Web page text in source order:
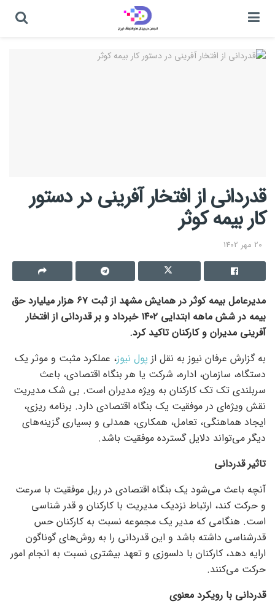
قدردانی از افتخار آفرینی در دستور
کار بیمه کوثر
20 مهر 1402
مدیرعامل بیمه کوثر در همایش مشهد از ثبت ۶۷ هزار میلیارد حق
بیمه در شش ماهه ابتدایی ۱۴۰۲ خبرداد و بر قدردانی از افتخار
آفرینی مدیران و کارکنان تاکید کرد.
به گزارش عرفان نیوز به نقل از پول نیوز، عملکرد مثبت و موثر یک
دستگاه، سازمان، اداره، شرکت یا هر بنگاه اقتصادی، باعث
سربلندی تک تک کارکنان به ویژه مدیران است. بی شک مدیریت
نقش ویژه‌ای در موفقیت یک بنگاه اقتصادی دارد. برنامه ریزی،
ایجاد هماهنگی، تعامل، همکاری، همدلی و بسیاری گزینه‌های
دیگر می‌تواند دلایل گسترده موفقیت باشد.
تاثیر قدردانی
آنچه باعث می‌شود یک بنگاه اقتصادی در ریل موفقیت با سرعت
و حرکت کند، ارتباط نزدیک مدیریت با کارکنان و قدر شناسی
است. هنگامی که مدیر یک مجموعه نسبت به کارکنان حس
قدرشناسی داشته باشد و این قدردانی را به روش‌های گوناگون
ارایه دهد، کارکنان با دلسوزی و تعهد بیشتری نسبت به انجام امور
حرکت می‌کنند.
قدردانی با رویکرد معنوی